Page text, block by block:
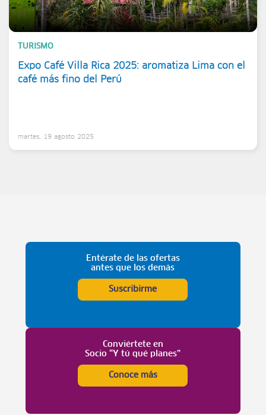
TURISMO
Expo Café Villa Rica 2025: aromatiza Lima con el
café más fino del Perú
martes, 19 agosto 2025
Entérate de las ofertas
antes que los demás
Suscribirme
Conviértete en
Socio “Y tú qué planes”
Conoce más